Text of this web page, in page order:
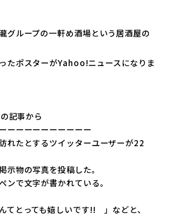
グループの一軒め酒場という居酒屋の
たポスターがYahoo!ニュースになりま
記事から
ーーーーーーーーーー
れたとするツイッターユーザーが22
示物の写真を投稿した。
ンで文字が書かれている。
てとっても嬉しいです!! 」などと、